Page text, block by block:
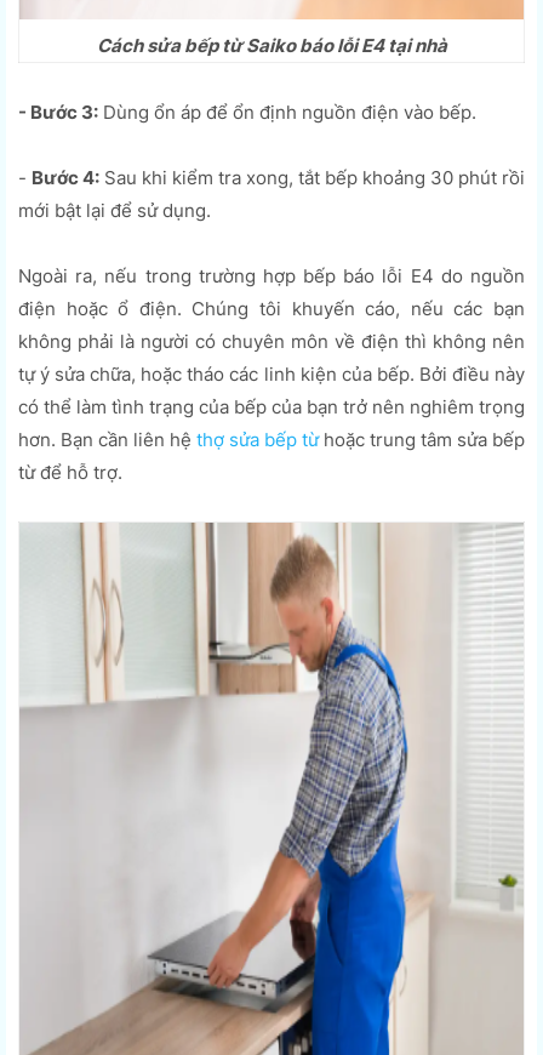
Cách sửa bếp từ Saiko báo lỗi E4 tại nhà
- Bước 3: Dùng ổn áp để ổn định nguồn điện vào bếp.
- Bước 4: Sau khi kiểm tra xong, tắt bếp khoảng 30 phút rồi
mới bật lại để sử dụng.
Ngoài ra, nếu trong trường hợp bếp báo lỗi E4 do nguồn
điện hoặc ổ điện. Chúng tôi khuyến cáo, nếu các bạn
không phải là người có chuyên môn về điện thì không nên
tự ý sửa chữa, hoặc tháo các linh kiện của bếp. Bởi điều này
có thể làm tình trạng của bếp của bạn trở nên nghiêm trọng
hơn. Bạn cần liên hệ thợ sửa bếp từhoặc trung tâm sửa bếp
từ để hỗ trợ.